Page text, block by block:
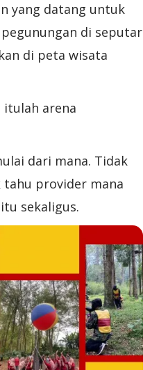
yang datang untuk
pegunungan di seputar
di peta wisata
itulah arena
dari mana. Tidak
provider mana
sekaligus.